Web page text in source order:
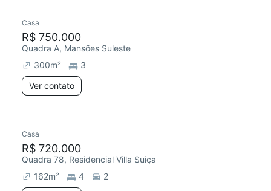
Casa
R$ 750.000
Quadra A, Mansões Suleste
300m²
3
Ver contato
Chegou este mês
Casa
R$ 720.000
Quadra 78, Residencial Villa Suiça
162m² 4
2